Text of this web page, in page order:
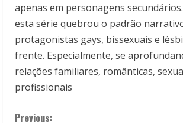
apenas em personagens
esta série quebrou o padrão
protagonistas gays, bissexuais e
frente. Especialmente, se
relações familiares, românticas,
profissionais
Previous: